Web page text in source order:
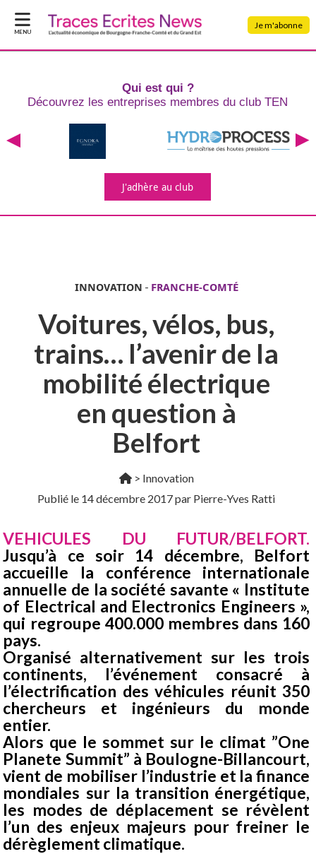
MENU
Je m'abonne
Qui est qui ?
Découvrez les entreprises membres du club TEN
J'adhèreau club
INNOVATION - FRANCHE-COMTÉ
Voitures, vélos, bus,
trains… l’avenir de la
mobilité électrique
en question à
Belfort
> Innovation
Publié le 14 décembre 2017par Pierre-Yves Ratti
VEHICULES DU FUTUR/BELFORT.
Jusqu’à ce soir 14 décembre, Belfort
accueille la conférence internationale
annuelle de la société savante « Institute
of Electrical and Electronics Engineers »,
qui regroupe 400.000 membres dans 160
pays.
Organisé alternativement sur les trois
continents, l’événement consacré à
l’électrification des véhicules réunit 350
chercheurs et ingénieurs du monde
entier.
Alors que le sommet sur le climat ”One
Planete Summit” à Boulogne-Billancourt,
vient de mobiliser l’industrie et la finance
mondiales sur la transition énergétique,
les modes de déplacement se révèlent
l’un des enjeux majeurs pour freiner le
dérèglement climatique.